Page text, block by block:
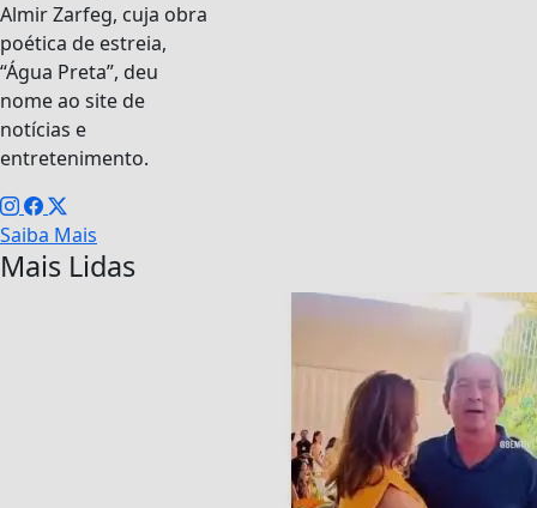
Almir Zarfeg, cuja obra
poética de estreia,
“Água Preta”, deu
nome ao site de
notícias e
entretenimento.
Saiba Mais
Mais Lidas